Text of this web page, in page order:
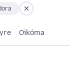
Oikóma